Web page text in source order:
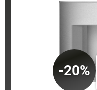
-20%